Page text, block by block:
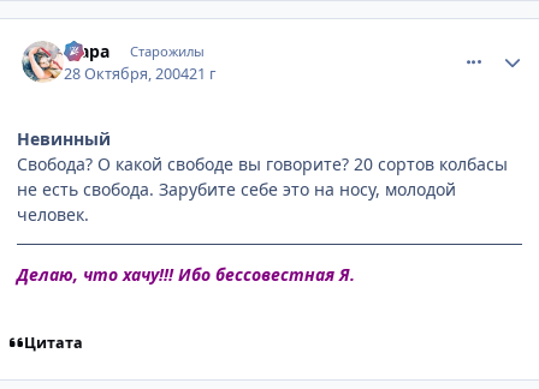
Мара Старожилы
28 Октября, 200421 г
Невинный
Свобода? О какой свободе вы говорите? 20 сортов колбасы
не есть свобода. Зарубите себе это на носу, молодой
человек.
Делаю, что хачу!!! Ибо бессовестная Я.
Цитата